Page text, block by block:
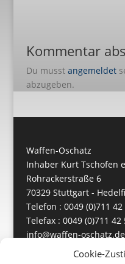
Cookie-
Kommentar
Du musst angemeldet
abzugeben.
Waffen-Oschatz
Inhaber Kurt Tschofen
Rohrackerstraße 6
70329 Stuttgart -
Telefon : 0049 (0)711 42
Telefax : 0049 (0)711 42
info@waffen-oschatz.de
https://www.waffen-